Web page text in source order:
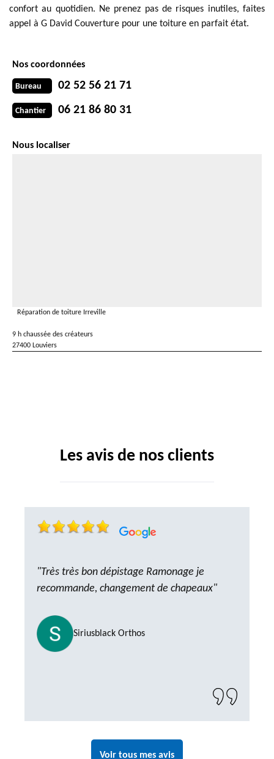
confort au quotidien. Ne prenez pas de risques inutiles, faites
appel à G David Couverture pour une toiture en parfait état.
Nos coordonnées
Bureau 02 52 56 21 71
Chantier 06 21 86 80 31
Nous localiser
Réparation de toiture Irreville
9 h chaussée des créateurs
27400 Louviers
Les avis de nos clients
"Très très bon dépistage Ramonage je
recommande, changement de chapeaux"
Siriusblack Orthos
Voir tous mes avis